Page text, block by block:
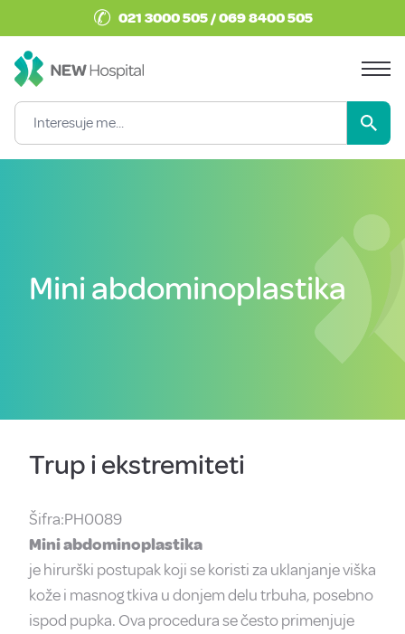
✆ 021 3000 505 / 069 8400 505
Mini abdominoplastika
Trup i ekstremiteti
Šifra:PH0089
Mini abdominoplastika
je hirurški postupak koji se koristi za uklanjanje viška
kože i masnog tkiva u donjem delu trbuha, posebno
ispod pupka. Ova procedura se često primenjuje